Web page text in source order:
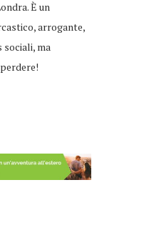
È un
arrogante,
sociali, ma